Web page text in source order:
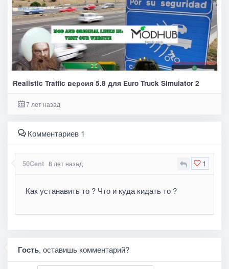
Realistic Traffic версия 5.8 для Euro Truck Simulator 2
7 лет назад
Комментариев 1
1
50Cent 8 лет назад
Как устанавить то ? Что и куда кидать то ?
Гость, оставишь комментарий?